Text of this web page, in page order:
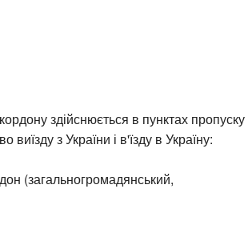
здійснюється в пунктах пропуску
з України і в'їзду в Україну:
(загальногромадянський,